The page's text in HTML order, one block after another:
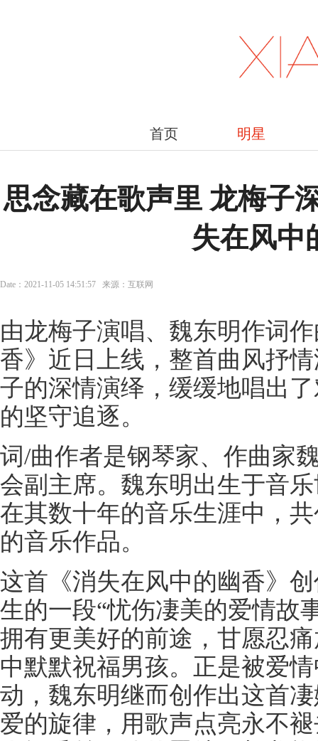
首页 明星
思念藏在歌声里 龙梅子
失在风中
Date：2021-11-05 14:51:57 来源：互联网
由龙梅子演唱、魏东明作词
香》近日上线，整首曲风抒
子的深情演绎，缓缓地唱出
的坚守追逐。
词/曲作者是钢琴家、作曲家
会副主席。魏东明出生于音
在其数十年的音乐生涯中，
的音乐作品。
这首《消失在风中的幽香》
生的一段“忧伤凄美的爱情故
拥有更美好的前途，甘愿忍
中默默祝福男孩。正是被爱
动，魏东明继而创作出这首
爱的旋律，用歌声点亮永不